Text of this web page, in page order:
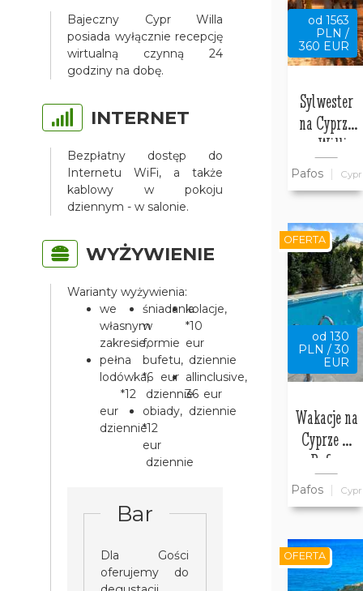
Bajeczny Cypr Willa
posiada wyłącznie recepcję
wirtualną czynną 24
godziny na dobę.
INTERNET
Bezpłatny dostęp do
Internetu WiFi, a także
kablowy w pokoju
dziennym - w salonie.
WYŻYWIENIE
Warianty wyżywienia:
we
własnym
zakresie,
pełna
lodówka,
*12
eur
dziennie
śniadania
w
formie
bufetu,
*6 eur
dziennie
obiady,
*12
eur
dziennie
kolacje,
*10
eur
dziennie
allinclusive,
36 eur
dziennie
Bar
Dla Gości
oferujemy do
od 1563
PLN /
360 EUR
Sylwester
na Cyprze
w Willi
Bajeczny
Cypr
Pafos Cypr
od 130
PLN / 30
EUR
Wakacje na
Cyprze w
Pafos
Pafos Cypr
OFERTA
OFERTA